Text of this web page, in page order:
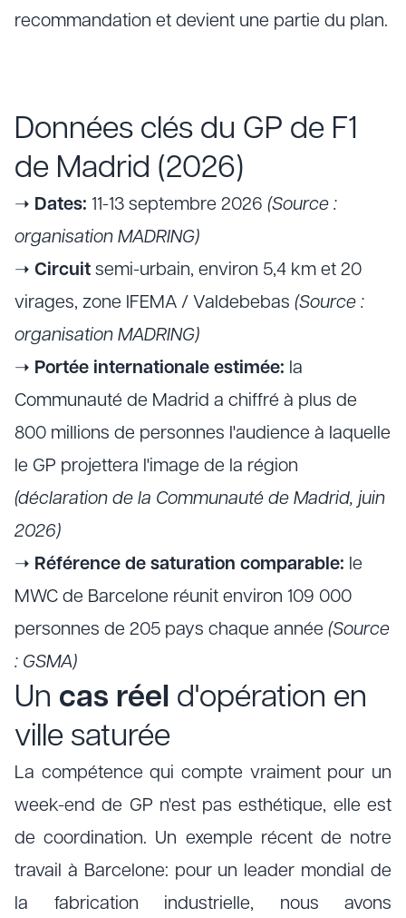
recommandation et devient une partie du plan.
Données clés du GP de F1
de Madrid (2026)
➝ Dates: 11-13 septembre 2026 (Source :
organisation MADRING)
➝ Circuit semi-urbain, environ 5,4 km et 20
virages, zone IFEMA / Valdebebas (Source :
organisation MADRING)
➝ Portée internationale estimée: la
Communauté de Madrid a chiffré à plus de
800 millions de personnes l'audience à laquelle
le GP projettera l'image de la région
(déclaration de la Communauté de Madrid, juin
2026)
➝ Référence de saturation comparable: le
MWC de Barcelone réunit environ 109 000
personnes de 205 pays chaque année (Source
: GSMA)
Un cas réel d'opération en
ville saturée
La compétence qui compte vraiment pour un
week-end de GP n'est pas esthétique, elle est
de coordination. Un exemple récent de notre
travail à Barcelone: pour un leader mondial de
la fabrication industrielle, nous avons